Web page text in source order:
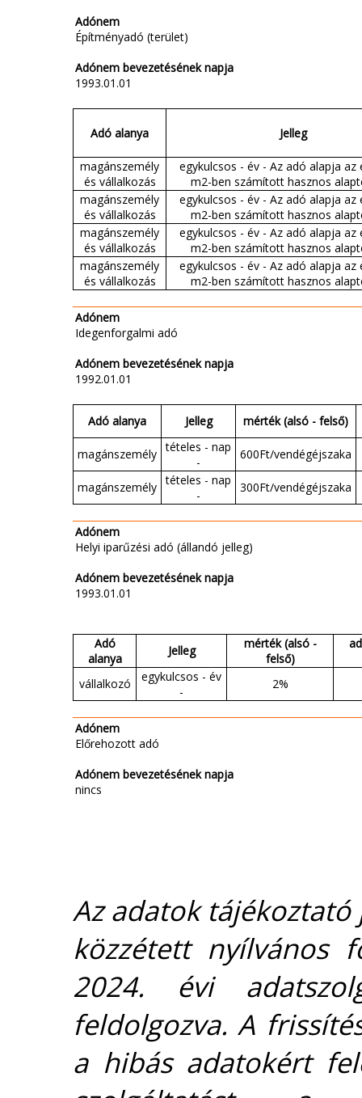
Adónem
Építményadó (terület)
Adónem bevezetésének napja
1993.01.01
Adó alanya Jelleg
magánszemély
és vállalkozás
egykulcsos - év - Az adó alapja az
m2-ben számított hasznos
magánszemély
és vállalkozás
egykulcsos - év - Az adó alapja az
m2-ben számított hasznos
magánszemély
és vállalkozás
egykulcsos - év - Az adó alapja az
m2-ben számított hasznos
magánszemély
és vállalkozás
egykulcsos - év - Az adó alapja az
m2-ben számított hasznos
Adónem
Idegenforgalmi adó
Adónem bevezetésének napja
1992.01.01
Adó alanya Jelleg mérték (alsó - felső)
magánszemély tételes - nap
-
600Ft/vendégéjszaka
magánszemély tételes - nap
-
300Ft/vendégéjszaka
Adónem
Helyi iparűzési adó (állandó jelleg)
Adónem bevezetésének napja
1993.01.01
Adó
alanya
Jelleg
mérték (alsó -
felső)
vállalkozó
egykulcsos - év
-
2%
Adónem
Előrehozott adó
Adónem bevezetésének napja
nincs
Az adatok
közzétett nyílvános
2024. évi
feldolgozva. A
a hibás adatokért